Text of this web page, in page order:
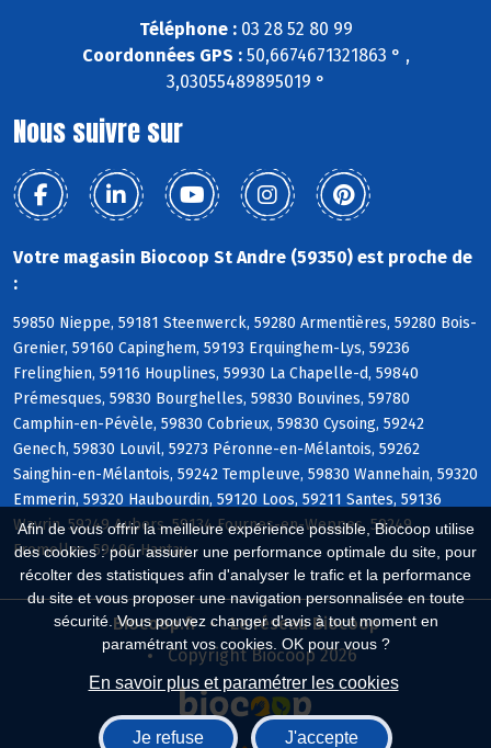
Afin de vous offrir la meilleure expérience possible, Biocoop utilise
des cookies : pour assurer une performance optimale du site, pour
récolter des statistiques afin d'analyser le trafic et la performance
du site et vous proposer une navigation personnalisée en toute
sécurité. Vous pouvez changer d'avis à tout moment en
paramétrant vos cookies. OK pour vous ?
En savoir plus et paramétrer les cookies
Je refuse J'accepte
Téléphone :03 28 52 80 99
Coordonnées GPS :50,6674671321863 ° ,
3,03055489895019 °
Nous suivre sur
Votre magasin Biocoop St Andre (59350) est proche de
:
59850 Nieppe, 59181 Steenwerck, 59280 Armentières, 59280 Bois-
Grenier, 59160 Capinghem, 59193 Erquinghem-Lys, 59236
Frelinghien, 59116 Houplines, 59930 La Chapelle-d, 59840
Prémesques, 59830 Bourghelles, 59830 Bouvines, 59780
Camphin-en-Pévèle, 59830 Cobrieux, 59830 Cysoing, 59242
Genech, 59830 Louvil, 59273 Péronne-en-Mélantois, 59262
Sainghin-en-Mélantois, 59242 Templeuve, 59830 Wannehain, 59320
Emmerin, 59320 Haubourdin, 59120 Loos, 59211 Santes, 59136
Wavrin, 59249 Aubers, 59134 Fournes-en-Weppes, 59249
Fromelles, 59496 Hantay
Biocoop.fr
Le réseau Biocoop
Copyright Biocoop 2026